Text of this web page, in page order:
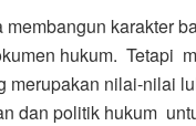
karakter
hukum. Tetapi
merupakan nilai-nilai
dan politik hukum